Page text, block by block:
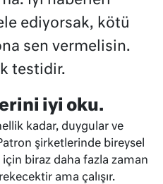
ediyorsak, kötü
sen vermelisin.
testidir.
iyi oku.
kadar, duygular ve
şirketlerinde bireysel
biraz daha fazla zaman
ama çalışır.